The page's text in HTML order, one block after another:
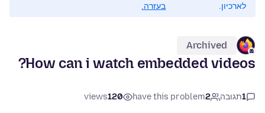
לארכיון.
בעזרה.
Archived
How can i watch embedded videos?
1תגובה 2
have this problem
120
views